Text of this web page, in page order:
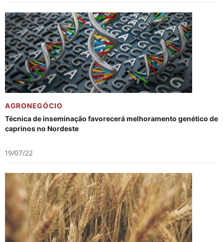
AGRONEGÓCIO
Técnica de inseminação favorecerá melhoramento genético de
caprinos no Nordeste
19/07/22